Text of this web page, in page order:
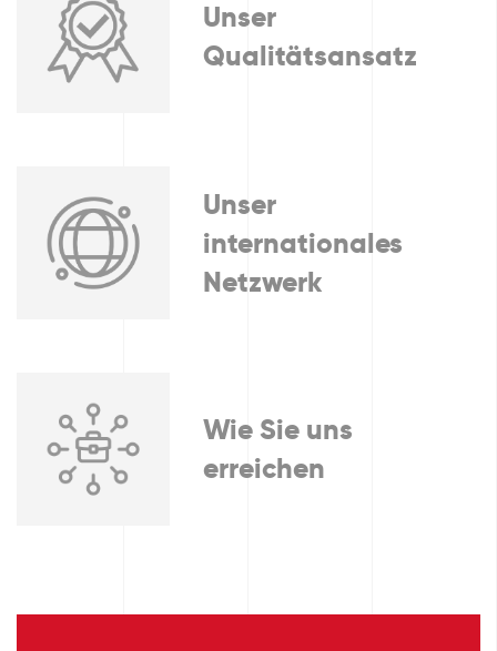
Unser
Qualitätsansatz
Unser
internationales
Netzwerk
Wie Sie uns
erreichen